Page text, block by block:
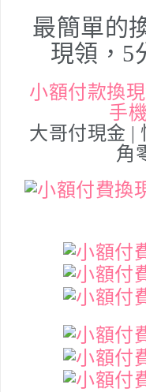
最簡單的
現領，5
小額付款換
手
大哥付現金 |
角